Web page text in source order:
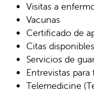
Visitas a
Vacunas
Certificado de
Citas
Servicios de
Entrevistas
Telemedicine